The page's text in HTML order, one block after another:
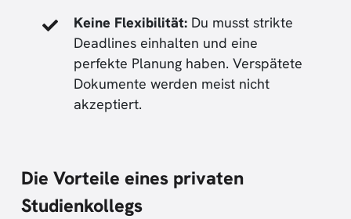
Keine Flexibilität: Du musst strikte
Deadlines einhalten und eine
perfekte Planung haben. Verspätete
Dokumente werden meist nicht
akzeptiert.
Die Vorteile eines privaten
Studienkollegs